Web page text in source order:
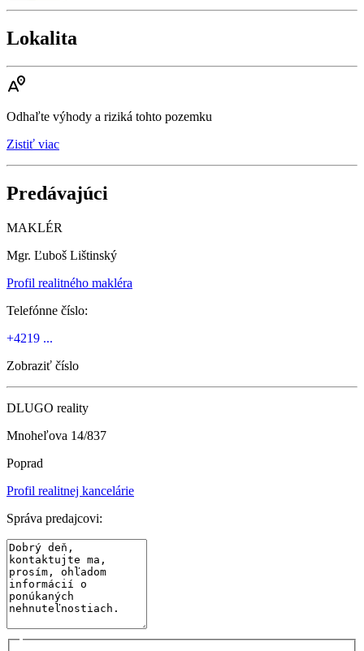
Lokalita
Odhaľte výhody a riziká tohto pozemku
Zistiť viac
Predávajúci
MAKLÉR
Mgr. Ľuboš Lištinský
Profil realitného makléra
Telefónne číslo:
+4219 ...
Zobraziť číslo
DLUGO reality
Mnoheľova 14/837
Poprad
Profil realitnej kancelárie
Správa predajcovi: